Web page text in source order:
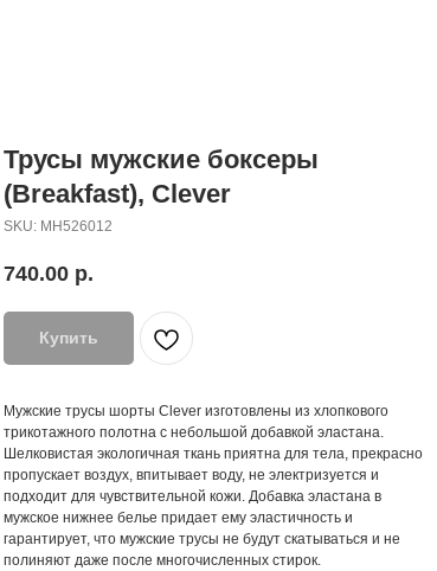
Трусы мужские боксеры
(Breakfast), Clever
SKU: MH526012
740.00 р.
Купить
Мужские трусы шорты Clever изготовлены из хлопкового
трикотажного полотна с небольшой добавкой эластана.
Шелковистая экологичная ткань приятна для тела, прекрасно
пропускает воздух, впитывает воду, не электризуется и
подходит для чувствительной кожи. Добавка эластана в
мужское нижнее белье придает ему эластичность и
гарантирует, что мужские трусы не будут скатываться и не
полиняют даже после многочисленных стирок.